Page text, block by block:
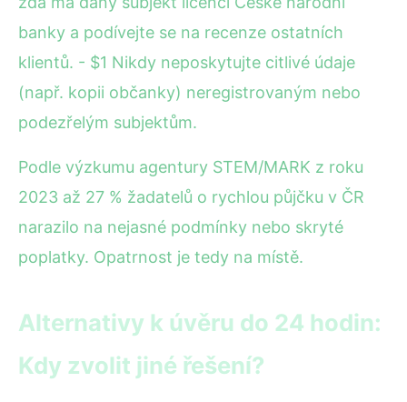
banky a podívejte se na recenze ostatních
klientů. - $1 Nikdy neposkytujte citlivé údaje
(např. kopii občanky) neregistrovaným nebo
podezřelým subjektům.
Podle výzkumu agentury STEM/MARK z roku
2023 až 27 % žadatelů o rychlou půjčku v ČR
narazilo na nejasné podmínky nebo skryté
poplatky. Opatrnost je tedy na místě.
Alternativy k úvěru do 24 hodin:
Kdy zvolit jiné řešení?